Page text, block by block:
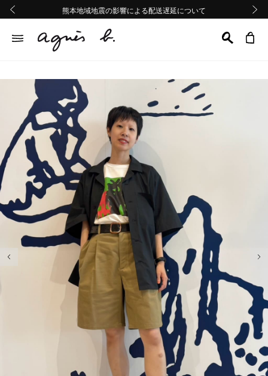
熊本地域地震の影響による配送遅延について
Summer Sale 2buy10%OFF!!
熊本地域地震の影響による配送遅延について
Summer Sale 2buy10%OFF!!
前の画像